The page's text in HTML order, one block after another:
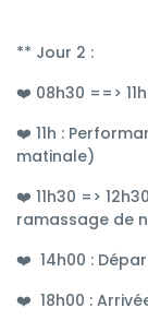
** Jour 2 :
❤️ 08h30 ==>
❤️ 11h :
matinale)
❤️ 11h30 =>
ramassage de
❤️ 14h00 :
❤️ 18h00 :